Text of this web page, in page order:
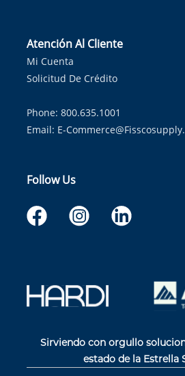
Atención Al Cliente
Mi Cuenta
Solicitud De Crédito
Phone: 800.635.1001
Email: E-
Follow Us
Sirviendo con orgullo
estado de la Estrella